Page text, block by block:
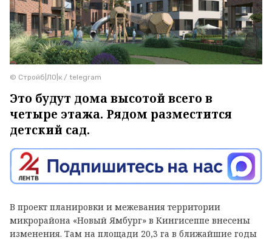
© Стройб|ЛО|к / telegram
Это будут дома высотой всего в
четыре этажа. Рядом разместится
детский сад.
В проект планировки и межевания территории
микрорайона «Новый Ямбург» в Кингисеппе внесены
изменения. Там на площади 20,3 га в ближайшие годы